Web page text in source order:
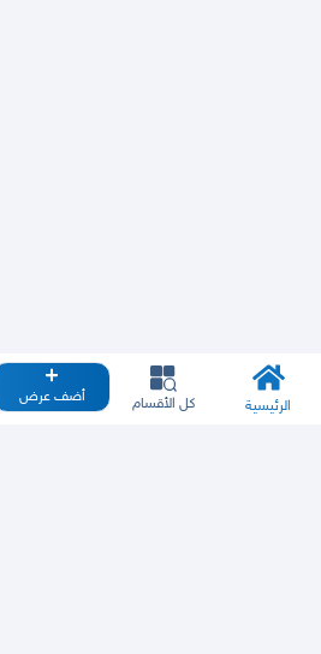
الرئيسية كل الأقسام أضف عرض